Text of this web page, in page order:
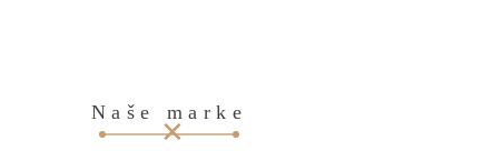
Naše marke